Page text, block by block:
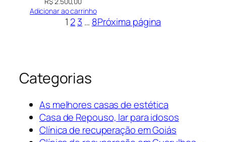
Adicionar ao carrinho
1 23 … 8Próxima página
Categorias
As melhores casas de estética
Casa de Repouso, lar para idosos
Clínica de recuperação em Goiás